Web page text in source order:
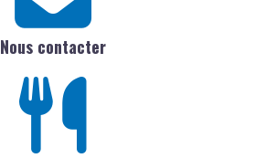
Nous contacter